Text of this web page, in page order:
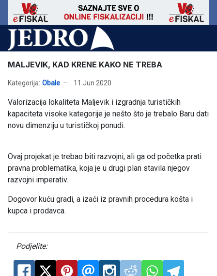
MALJEVIK, KAD KRENE KAKO NE TREBA
Kategorija: Obale 11 Jun 2020
Valorizacija lokaliteta Maljevik i izgradnja turističkih
kapaciteta visoke kategorije je nešto što je trebalo Baru dati
novu dimenziju u turističkoj ponudi.
Ovaj projekat je trebao biti razvojni, ali ga od početka prati
pravna problematika, koja je u drugi plan stavila njegov
razvojni imperativ.
Dogovor kuću gradi, a izaći iz pravnih procedura košta i
kupca i prodavca.
Podjelite: